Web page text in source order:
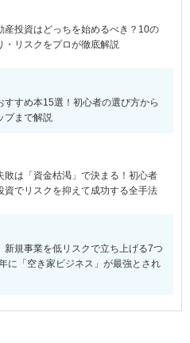
産投資はどっちを始めるべき？10の
・リスクをプロが徹底解説
すすめ本15選！初心者の選び方から
プまで解説
敗は「資金枯渇」で決まる！初心者
資でリスクを抑えて成功する全手法
新規事業を低リスクで立ち上げる7つ
に「空き家ビジネス」が最強とされ